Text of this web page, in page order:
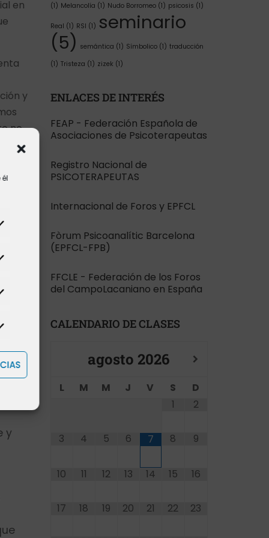
en
y
no
lo
un
y
(1) Melancolía (1) Nudo Borromeo(1) psicosis (1)
Real (1) RSI (1) seminario
(5) semántica (1) Símbolico(1) traducción
(1) Tristeza (1) zizek (1)
ENLACES DE INTERÉS
FEAP - Federación Española de
Asociaciones de Psicoterapeutas
Registro Nacional de
PSICOTERAPEUTAS
Internacional de Foros y EPFCL
Fòrum Psicoanalític Barcelona
(EPFCL-FPB)
FFCLE - Federación de los Foros
del CampoLacaniano en España
CALENDARIO DE CLASES
agosto 2026
L M M J V S
D
1
2
3 4 5 6 7 8 9
10 11 12 13 14 15 16
17 18 19 20 21 22 23